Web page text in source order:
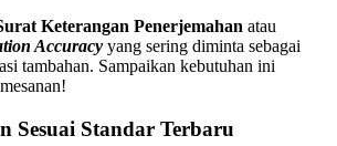
Keterangan Penerjemahan atau
Accuracy yang sering diminta sebagai
tambahan. Sampaikan kebutuhan ini
Sesuai Standar Terbaru